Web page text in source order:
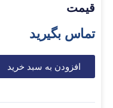
قیمت
تماس بگیرید
افزودن به سبد خرید